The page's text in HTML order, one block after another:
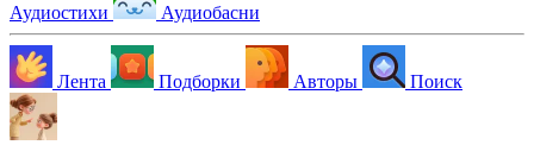
Аудиостихи Аудиобасни
Лента Подборки Авторы Поиск